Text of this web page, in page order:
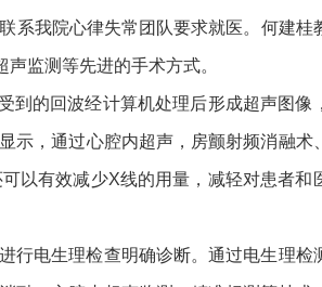
系我院心律失常团队要求就医。何建桂
监测等先进的手术方式。
到的回波经计算机处理后形成超声图像
示，通过心腔内超声，房颤射频消融术
以有效减少X线的用量，减轻对患者和
行电生理检查明确诊断。通过电生理检